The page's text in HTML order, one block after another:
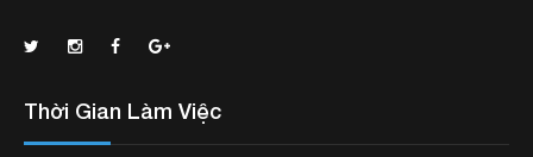
Thời Gian Làm Việc